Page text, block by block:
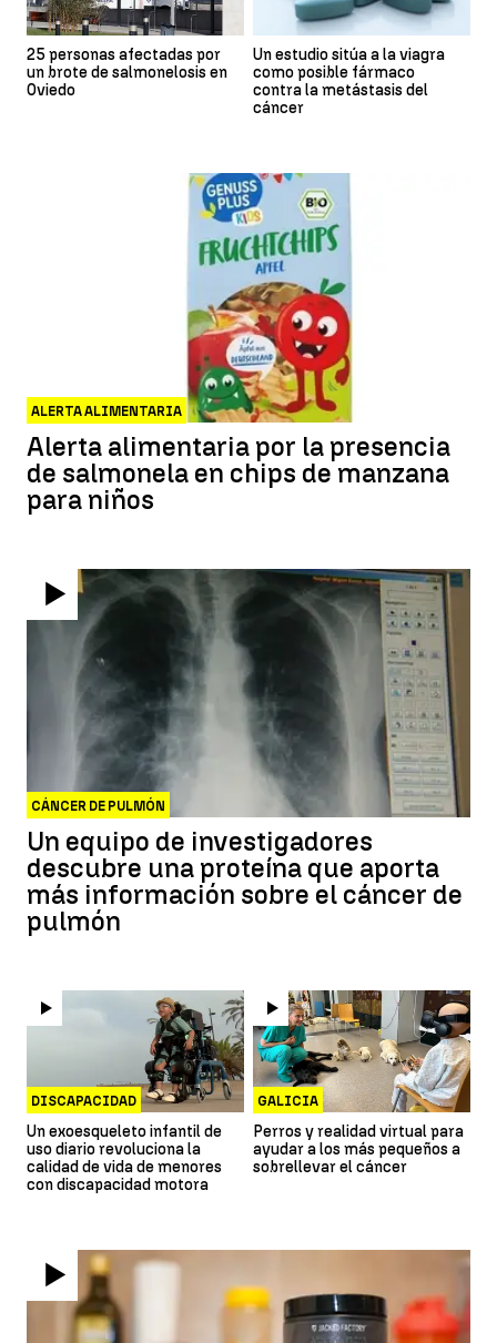
25 personas afectadas por
un brote de salmonelosis en
Oviedo
Un estudio sitúa a la viagra
como posible fármaco
contra la metástasis del
cáncer
ALERTA ALIMENTARIA
Alerta alimentaria por la presencia
de salmonela en chips de manzana
para niños
CÁNCER DE PULMÓN
Un equipo de investigadores
descubre una proteína que aporta
más información sobre el cáncer de
pulmón
DISCAPACIDAD
Un exoesqueleto infantil de
uso diario revoluciona la
calidad de vida de menores
con discapacidad motora
GALICIA
Perros y realidad virtual para
ayudar a los más pequeños a
sobrellevar el cáncer